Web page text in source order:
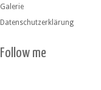
Galerie
Datenschutzerklärung
Follow me